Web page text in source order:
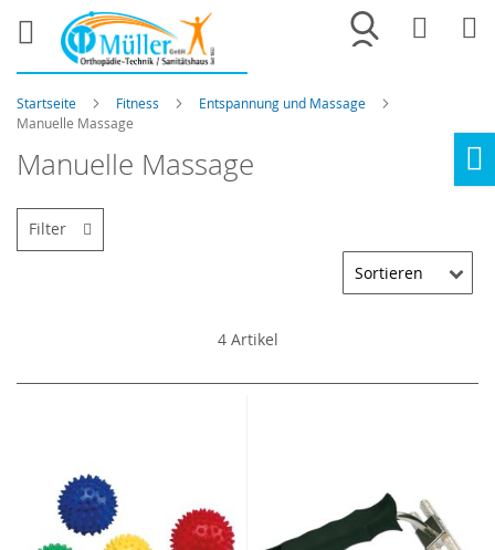
Merkliste
Startseite Fitness
Entspannung und Massage
Manuelle Massage
Manuelle Massage
4Artikel
Filter